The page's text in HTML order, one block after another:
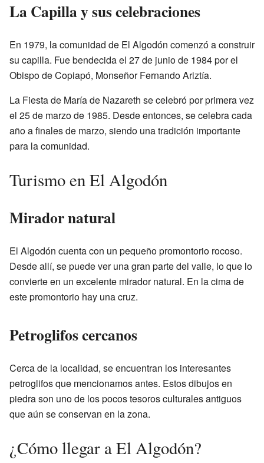
La Capilla y sus celebraciones
En 1979, la comunidad de El Algodón comenzó a construir
su capilla. Fue bendecida el 27 de junio de 1984 por el
Obispo de Copiapó, Monseñor Fernando Ariztía.
La Fiesta de María de Nazareth se celebró por primera vez
el 25 de marzo de 1985. Desde entonces, se celebra cada
año a finales de marzo, siendo una tradición importante
para la comunidad.
Turismo en El Algodón
Mirador natural
El Algodón cuenta con un pequeño promontorio rocoso.
Desde allí, se puede ver una gran parte del valle, lo que lo
convierte en un excelente mirador natural. En la cima de
este promontorio hay una cruz.
Petroglifos cercanos
Cerca de la localidad, se encuentran los interesantes
petroglifos que mencionamos antes. Estos dibujos en
piedra son uno de los pocos tesoros culturales antiguos
que aún se conservan en la zona.
¿Cómo llegar a El Algodón?